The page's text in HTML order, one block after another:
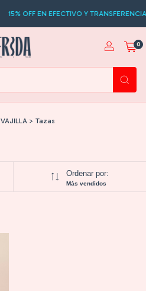
15% OFF EN EFECTIVO Y TRANSFERENCIA
0
VAJILLA > Tazas
Ordenar por:
Más vendidos